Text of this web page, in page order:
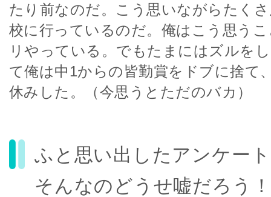
たり前なのだ。こう思いながらたく
校に行っているのだ。俺はこう思う
リやっている。でもたまにはズルを
て俺は中1からの皆勤賞をドブに捨て
休みした。（今思うとただのバカ）
ふと思い出したアンケー
そんなのどうせ嘘だろう